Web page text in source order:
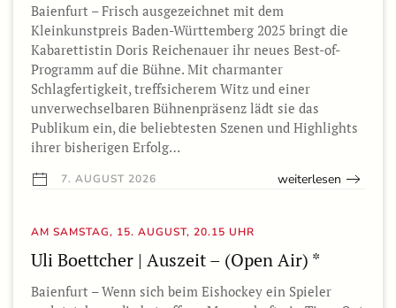
Baienfurt – Frisch ausgezeichnet mit dem
Kleinkunstpreis Baden-Württemberg 2025 bringt die
Kabarettistin Doris Reichenauer ihr neues Best-of-
Programm auf die Bühne. Mit charmanter
Schlagfertigkeit, treffsicherem Witz und einer
unverwechselbaren Bühnenpräsenz lädt sie das
Publikum ein, die beliebtesten Szenen und Highlights
ihrer bisherigen Erfolg…
7. AUGUST 2026 weiterlesen
AM SAMSTAG, 15. AUGUST, 20.15 UHR
Uli Boettcher | Auszeit – (Open Air) *
Baienfurt – Wenn sich beim Eishockey ein Spieler